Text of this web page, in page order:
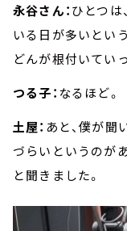
永谷さん：ひとつは
いる日が多いとい
どんが根付いてい
つる子： なるほど。
土屋： あと、僕が聞
づらいというのが
と聞きました。